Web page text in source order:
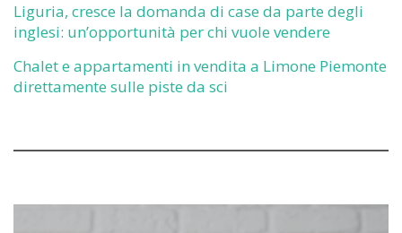
Liguria, cresce la domanda di case da parte degli
inglesi: un’opportunità per chi vuole vendere
Chalet e appartamenti in vendita a Limone Piemonte
direttamente sulle piste da sci